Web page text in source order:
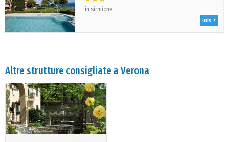
in sirmione
Info
Altre strutture consigliate a Verona